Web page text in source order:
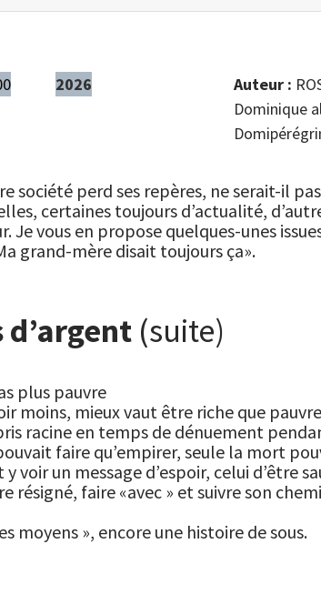
2026 Auteur :
Dominique
société perd ses repères, ne serait-il
certaines toujours d’actualité,
Je vous en propose quelques-unes
grand-mère disait toujours ça».
(suite)
plus pauvre
moins, mieux vaut être riche que
racine en temps de dénuement
faire qu’empirer, seule la mort
voir un message d’espoir, celui d’être
résigné, faire «avec » et suivre son
moyens », encore une histoire de sous.